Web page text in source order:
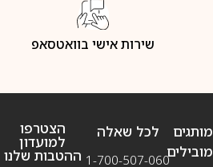
שירות אישי בוואטסאפ
מותגים
מובילים
לכל שאלה
1-700-507-060
הצטרפו
למועדון
ההטבות שלנו